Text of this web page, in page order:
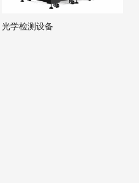
光学检测设备